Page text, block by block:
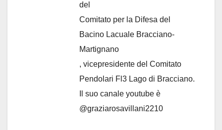
del
Comitato per la Difesa del
Bacino Lacuale Bracciano-
Martignano
, vicepresidente del Comitato
Pendolari Fl3 Lago di Bracciano.
Il suo canale youtube è
@graziarosavillani2210